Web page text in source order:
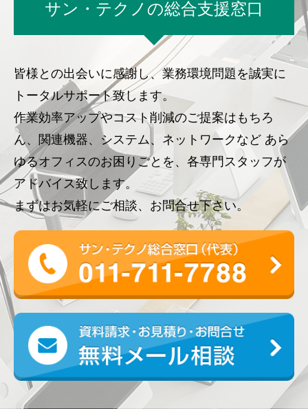
サン・テクノの総合支援窓口
皆様との出会いに感謝し、業務環境問題を誠実に
トータルサポート致します。
作業効率アップやコスト削減のご提案はもちろ
ん、関連機器、システム、ネットワークなど あら
ゆるオフィスのお困りごとを、各専門スタッフが
アドバイス致します。
まずはお気軽にご相談、お問合せ下さい。